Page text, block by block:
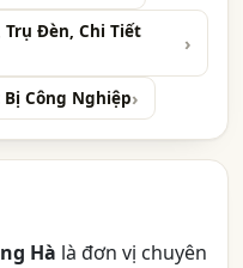
Trụ Đèn, Chi Tiết
Công Nghiệp
Hà là đơn vị chuyên